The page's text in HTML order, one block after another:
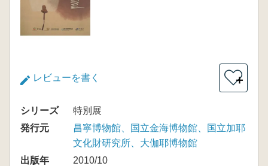
レビューを書く ＋
シリーズ
特別展
発行元
昌寧博物館、国立金海博物館、国立加耶
文化財研究所、大伽耶博物館
出版年
2010/10